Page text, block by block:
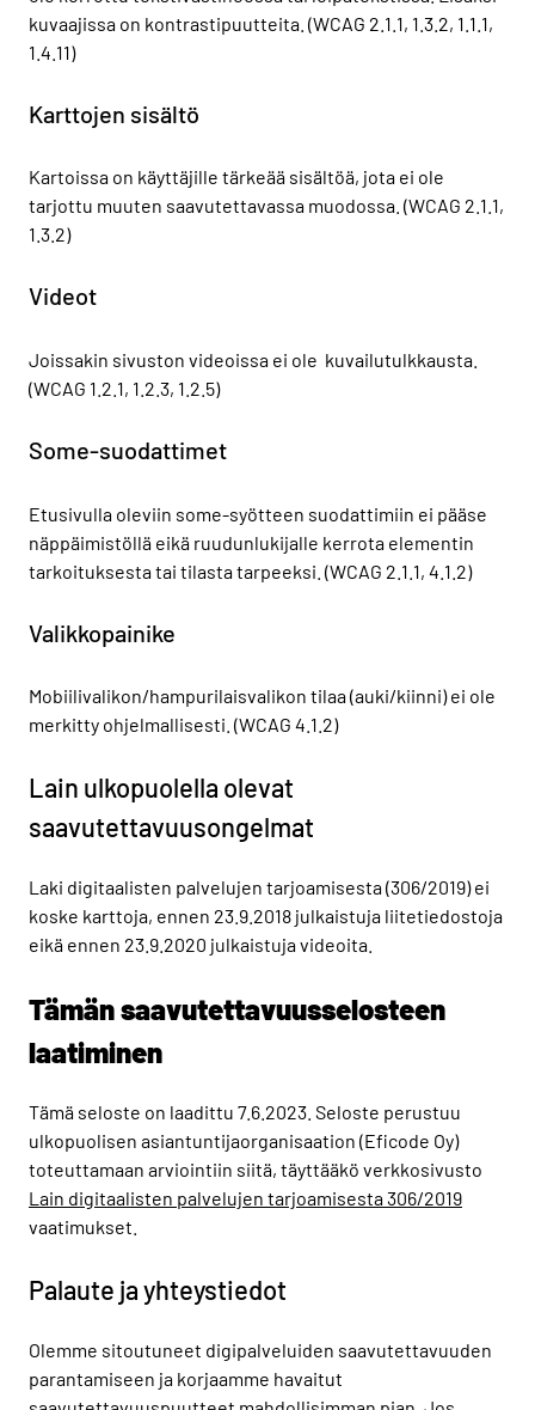
kuvaajissa on kontrastipuutteita. (WCAG 2.1.1, 1.3.2, 1.1.1,
1.4.11)
Karttojen sisältö
Kartoissa on käyttäjille tärkeää sisältöä, jota ei ole
tarjottu muuten saavutettavassa muodossa. (WCAG 2.1.1,
1.3.2)
Videot
Joissakin sivuston videoissa ei ole kuvailutulkkausta.
(WCAG 1.2.1, 1.2.3, 1.2.5)
Some-suodattimet
Etusivulla oleviin some-syötteen suodattimiin ei pääse
näppäimistöllä eikä ruudunlukijalle kerrota elementin
tarkoituksesta tai tilasta tarpeeksi. (WCAG 2.1.1, 4.1.2)
Valikkopainike
Mobiilivalikon/hampurilaisvalikon tilaa (auki/kiinni) ei ole
merkitty ohjelmallisesti. (WCAG 4.1.2)
Lain ulkopuolella olevat
saavutettavuusongelmat
Laki digitaalisten palvelujen tarjoamisesta (306/2019) ei
koske karttoja, ennen 23.9.2018 julkaistuja liitetiedostoja
eikä ennen 23.9.2020 julkaistuja videoita.
Tämän saavutettavuusselosteen
laatiminen
Tämä seloste on laadittu 7.6.2023. Seloste perustuu
ulkopuolisen asiantuntijaorganisaation (Eficode Oy)
toteuttamaan arviointiin siitä, täyttääkö verkkosivusto
Lain digitaalisten palvelujen tarjoamisesta 306/2019
vaatimukset.
Palaute ja yhteystiedot
Olemme sitoutuneet digipalveluiden saavutettavuuden
parantamiseen ja korjaamme havaitut